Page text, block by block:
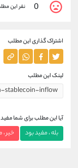
0 نفر این
اشتراک گذاری این مطلب
لینک این مطلب
آیا این مطلب برای شما
بله ، مفید بود خیر